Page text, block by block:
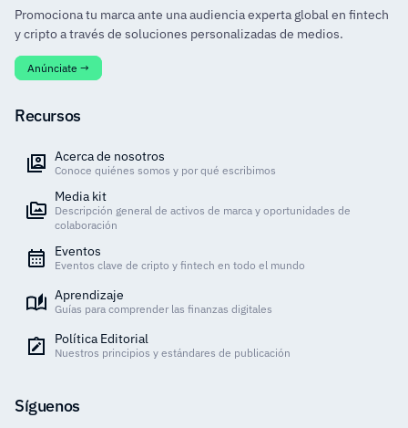
Promociona tu marca ante una audiencia experta global en fintech
y cripto a través de soluciones personalizadas de medios.
Anúnciate →
Recursos
Acerca de nosotros
Conoce quiénes somos y por qué escribimos
Media kit
Descripción general de activos de marca y oportunidades de
colaboración
Eventos
Eventos clave de cripto y fintech en todo el mundo
Aprendizaje
Guías para comprender las finanzas digitales
Política Editorial
Nuestros principios y estándares de publicación
Síguenos